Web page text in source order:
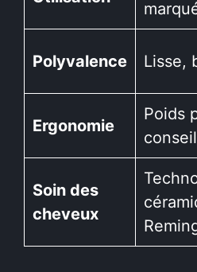
Polyvalence Lisse,
Ergonomie
Poids
Soin des
cheveux